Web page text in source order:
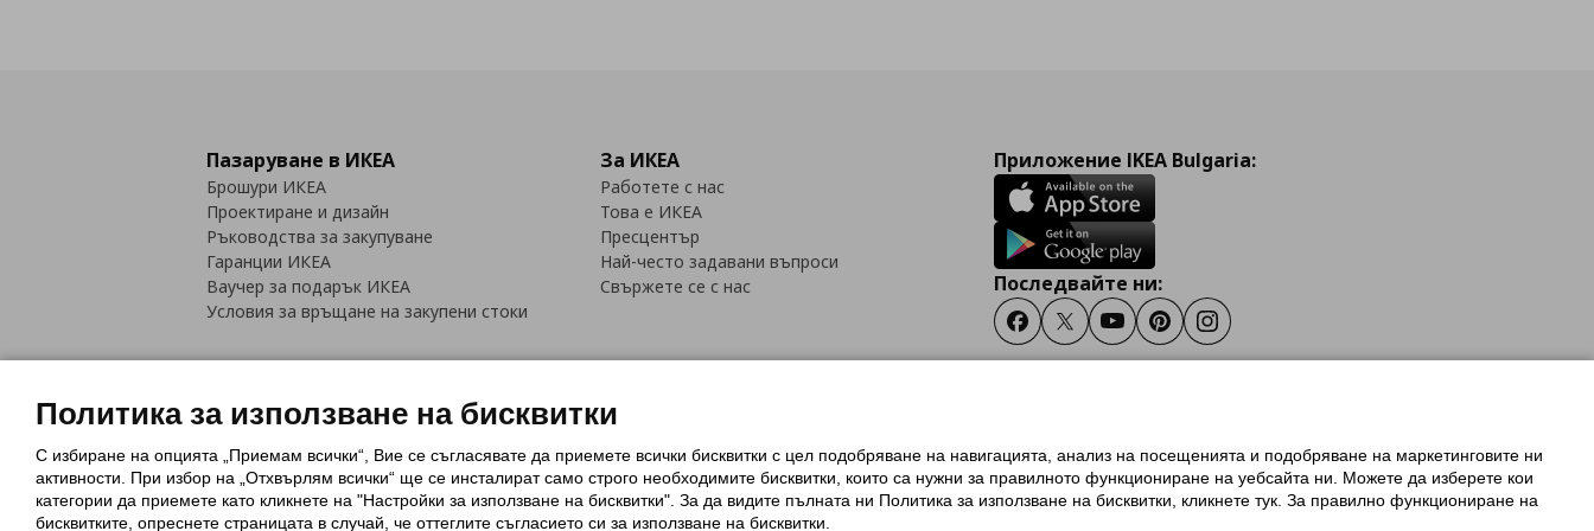
Пазаруване в ИКЕА
Брошури ИКЕА
Проектиране и дизайн
Ръководства за закупуване
Гаранции ИКЕА
Ваучер за подарък ИКЕА
Условия за връщане на закупени стоки
За ИКЕА
Работете с нас
Това е ИКЕА
Пресцентър
Най-често задавани въпроси
Свържете се с нас
Приложение IKEA Bulgaria:
Последвайте ни:
FacebookTwitterYoutubePinterestInstagram
Политика за използване на бисквитки (Cookies)Избор на настройки за използване на бисквиткиУсловия за ползване на ikea.bg
Обща политика за личните данни
Политика за защита на личните данни на ikea.bg
Общи условия на програма IKEA Family
Политика за защита на лични данни на програма IKEA Family
Политика за използване на бисквитки
С избиране на опцията „Приемам всички“, Вие се съгласявате да приемете всички бисквитки с цел подобряване на навигацията, анализ на посещенията и подобряване на маркетинговите ни
активности. При избор на „Отхвърлям всички“ ще се инсталират само строго необходимитe бисквитки, които са нужни за правилното функциониране на уебсайта ни. Можете да изберете кои
категории да приемете като кликнете на "Настройки за използване на бисквитки". За да видите пълната ни Политика за използване на бисквитки, кликнете тук. За правилно функциониране на
бисквитките, опреснете страницата в случай, че оттеглите съгласието си за използване на бисквитки.